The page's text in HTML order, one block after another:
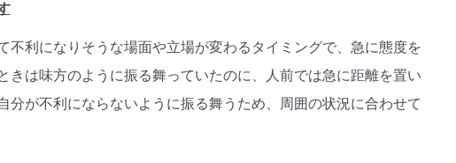
不利になりそうな場面や立場が変わるタイミングで、急に態度を
きは味方のように振る舞っていたのに、人前では急に距離を置い
が不利にならないように振る舞うため、周囲の状況に合わせて